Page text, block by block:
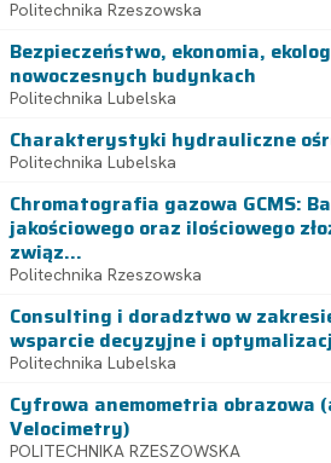
Politechnika Rzeszowska
Bezpieczeństwo, ekonomia,
nowoczesnych budynkach
Politechnika Lubelska
Charakterystyki hydrauliczne
Politechnika Lubelska
Chromatografia gazowa GCMS:
jakościowego oraz ilościowego
związ...
Politechnika Rzeszowska
Consulting i doradztwo w
wsparcie decyzyjne i
Politechnika Lubelska
Cyfrowa anemometria obrazowa
Velocimetry)
POLITECHNIKA RZESZOWSKA